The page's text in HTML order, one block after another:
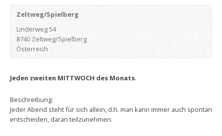
Zeltweg/Spielberg
Linderweg 54
8740 Zeltweg/Spielberg
Österreich
Jeden zweiten MITTWOCH des Monats.
Beschreibung:
Jeder Abend steht für sich allein, d.h. man kann immer auch spontan
entscheiden, daran teilzunehmen.